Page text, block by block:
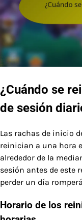
¿Cuándo se
de sesión
Las rachas de inicio
reinician a una hora
alrededor de la
sesión antes de este
perder un día
Horario de los